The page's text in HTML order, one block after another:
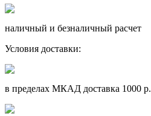
наличный и безналичный расчет
Условия доставки:
в пределах МКАД доставка 1000 р.